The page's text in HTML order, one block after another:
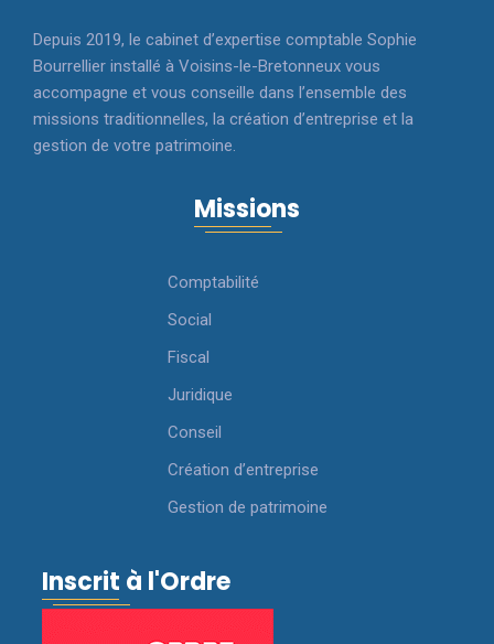
Depuis 2019, le cabinet d’expertise comptable Sophie
Bourrellier installé à Voisins-le-Bretonneux vous
accompagne et vous conseille dans l’ensemble des
missions traditionnelles, la création d’entreprise et la
gestion de votre patrimoine.
Missions
Comptabilité
Social
Fiscal
Juridique
Conseil
Création d’entreprise
Gestion de patrimoine
Inscrit à l'Ordre